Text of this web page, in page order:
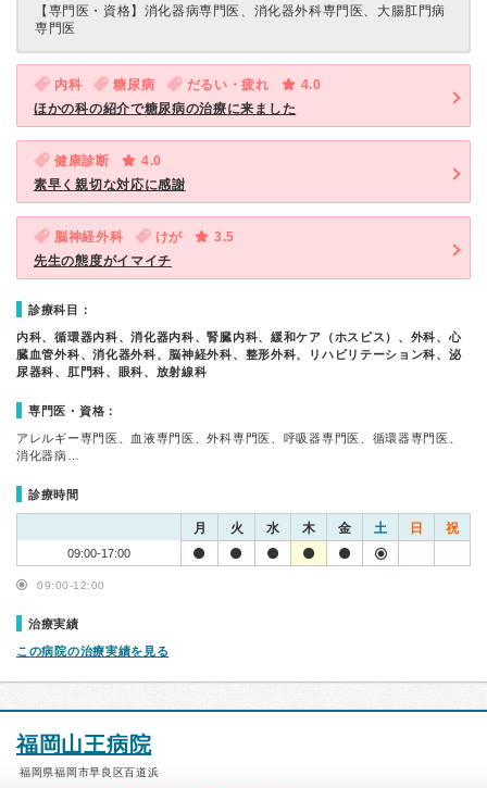
【専門医・資格】 消化器病専門医、消化器外科専門医、大腸肛門病
専門医
内科 糖尿病 だるい・疲れ
4.0
ほかの科の紹介で糖尿病の治療に来ました
健康診断
4.0
素早く親切な対応に感謝
脳神経外科 けが
3.5
先生の態度がイマイチ
診療科目：
内科、循環器内科、消化器内科、腎臓内科、緩和ケア（ホスピス）、外科、心
臓血管外科、消化器外科、脳神経外科、整形外科、リハビリテーション科、泌
尿器科、肛門科、眼科、放射線科
専門医・資格：
アレルギー専門医、血液専門医、外科専門医、呼吸器専門医、循環器専門医、
消化器病…
診療時間
月 火 水 木 金 土 日 祝
09:00-17:00
09:00-12:00
治療実績
この病院の治療実績を見る
福岡山王病院
福岡県福岡市早良区百道浜